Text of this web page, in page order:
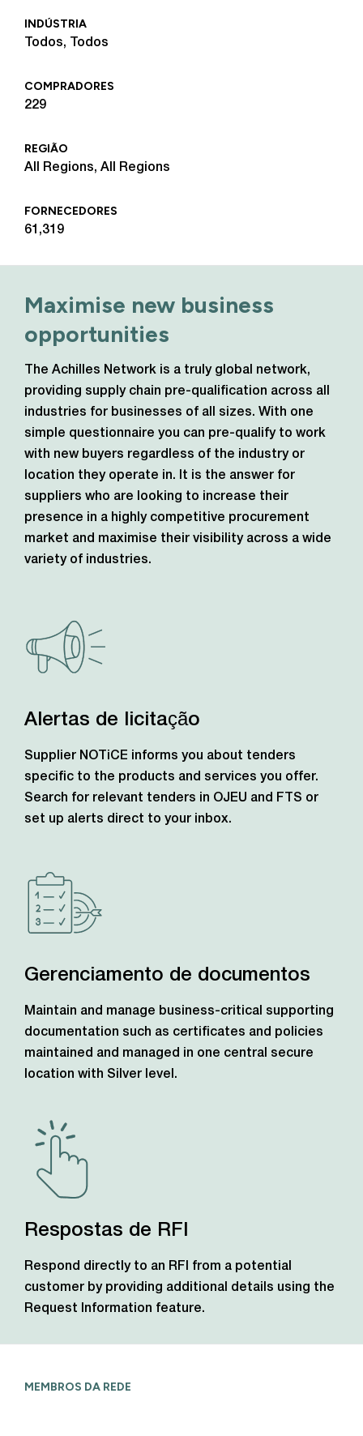
INDÚSTRIA
Todos, Todos
COMPRADORES
229
REGIÃO
All Regions, All Regions
FORNECEDORES
61,319
Maximise new business
opportunities
The Achilles Network is a truly global network,
providing supply chain pre-qualification across all
industries for businesses of all sizes. With one
simple questionnaire you can pre-qualify to work
with new buyers regardless of the industry or
location they operate in. It is the answer for
suppliers who are looking to increase their
presence in a highly competitive procurement
market and maximise their visibility across a wide
variety of industries.
Alertas de licitação
Supplier NOTiCE informs you about tenders
specific to the products and services you offer.
Search for relevant tenders in OJEU and FTS or
set up alerts direct to your inbox.
Gerenciamento de documentos
Maintain and manage business-critical supporting
documentation such as certificates and policies
maintained and managed in one central secure
location with Silver level.
Respostas de RFI
Respond directly to an RFI from a potential
customer by providing additional details using the
Request Information feature.
MEMBROS DA REDE